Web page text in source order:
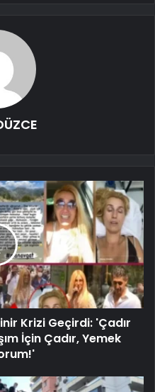
Krizi Geçirdi: 'Çadır
İçin Çadır, Yemek